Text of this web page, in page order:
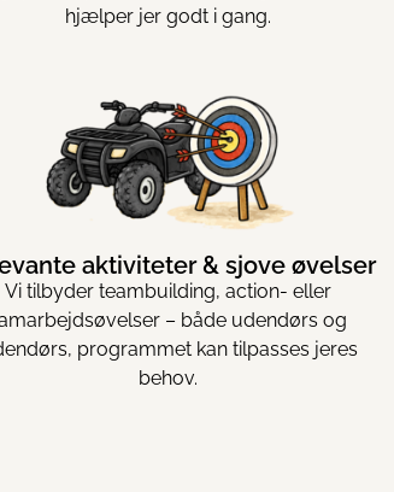
hjælper jer godt i gang.
aktiviteter & sjove øvelser
Vi tilbyder teambuilding, action- eller
– både udendørs og
programmet kan tilpasses jeres
behov.